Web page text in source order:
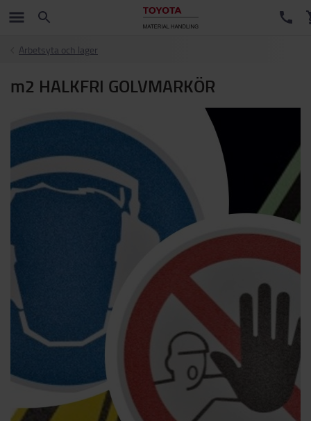
Arbetsyta och lager
m2 HALKFRI GOLVMARKÖR